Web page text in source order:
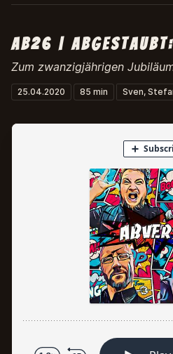
ab26 |
25.04.2020 85 min Sven,